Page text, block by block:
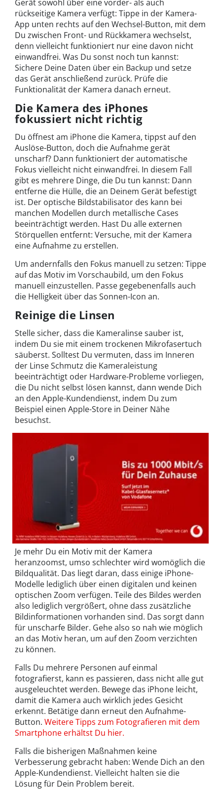
Gerät sowohl über eine vorder- als auch
rückseitige Kamera verfügt: Tippe in der Kamera-
App unten rechts auf den Wechsel-Button, mit dem
Du zwischen Front- und Rückkamera wechselst,
denn vielleicht funktioniert nur eine davon nicht
einwandfrei. Was Du sonst noch tun kannst:
Sichere Deine Daten über ein Backup und setze
das Gerät anschließend zurück. Prüfe die
Funktionalität der Kamera danach erneut.
Die Kamera des iPhones
fokussiert nicht richtig
Du öffnest am iPhone die Kamera, tippst auf den
Auslöse-Button, doch die Aufnahme gerät
unscharf? Dann funktioniert der automatische
Fokus vielleicht nicht einwandfrei. In diesem Fall
gibt es mehrere Dinge, die Du tun kannst: Dann
entferne die Hülle, die an Deinem Gerät befestigt
ist. Der optische Bildstabilisator des kann bei
manchen Modellen durch metallische Cases
beeinträchtigt werden. Hast Du alle externen
Störquellen entfernt: Versuche, mit der Kamera
eine Aufnahme zu erstellen.
Um andernfalls den Fokus manuell zu setzen: Tippe
auf das Motiv im Vorschaubild, um den Fokus
manuell einzustellen. Passe gegebenenfalls auch
die Helligkeit über das Sonnen-Icon an.
Reinige die Linsen
Stelle sicher, dass die Kameralinse sauber ist,
indem Du sie mit einem trockenen Mikrofasertuch
säuberst. Solltest Du vermuten, dass im Inneren
der Linse Schmutz die Kameraleistung
beeinträchtigt oder Hardware-Probleme vorliegen,
die Du nicht selbst lösen kannst, dann wende Dich
an den Apple-Kundendienst, indem Du zum
Beispiel einen Apple-Store in Deiner Nähe
besuchst.
Je mehr Du ein Motiv mit der Kamera
heranzoomst, umso schlechter wird womöglich die
Bildqualität. Das liegt daran, dass einige iPhone-
Modelle lediglich über einen digitalen und keinen
optischen Zoom verfügen. Teile des Bildes werden
also lediglich vergrößert, ohne dass zusätzliche
Bildinformationen vorhanden sind. Das sorgt dann
für unscharfe Bilder. Gehe also so nah wie möglich
an das Motiv heran, um auf den Zoom verzichten
zu können.
Falls Du mehrere Personen auf einmal
fotografierst, kann es passieren, dass nicht alle gut
ausgeleuchtet werden. Bewege das iPhone leicht,
damit die Kamera auch wirklich jedes Gesicht
erkennt. Betätige dann erneut den Aufnahme-
Button. Weitere Tipps zum Fotografieren mit dem
Smartphone erhältst Du hier.
Falls die bisherigen Maßnahmen keine
Verbesserung gebracht haben: Wende Dich an den
Apple-Kundendienst. Vielleicht halten sie die
Lösung für Dein Problem bereit.